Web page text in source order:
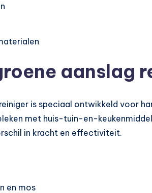
aanslag
is speciaal ontwikkeld voor
met huis-tuin-en-
in kracht en effectiviteit.
en mos